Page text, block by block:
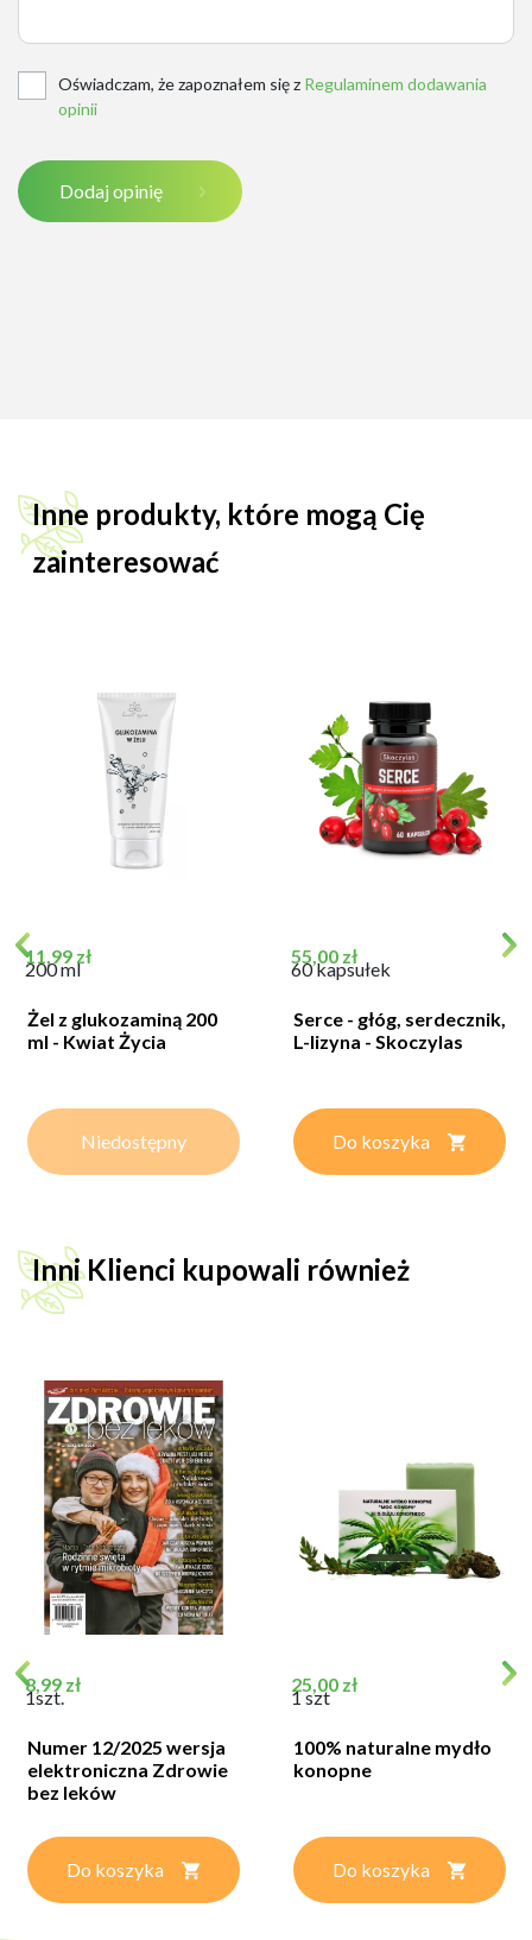
Oświadczam, że zapoznałem się z Regulaminem dodawania
opinii
Dodaj opinię
Inne produkty, które mogą Cię
zainteresować
Cena
11,99 zł
200 ml
Żel z glukozaminą 200
ml - Kwiat Życia
Niedostępny
Cena
55,00 zł
60 kapsułek
Serce - głóg, serdecznik,
L-lizyna - Skoczylas
Do koszyka
Inni Klienci kupowali również
Cena
8,99 zł
1szt.
Numer 12/2025 wersja
elektroniczna Zdrowie
bez leków
Do koszyka
Cena
25,00 zł
1 szt
100% naturalne mydło
konopne
Do koszyka